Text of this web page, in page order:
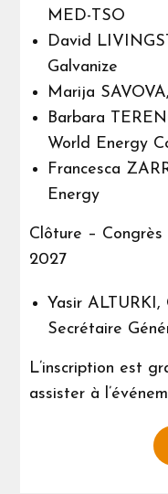
MED-TSO
David
Galvanize
Marija
Barbara
World Energy
Francesca
Energy
Clôture – Congrès
2027
Yasir ALTURKI,
Secrétaire
L’inscription est
assister à